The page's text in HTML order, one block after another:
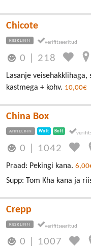
Chicote
KESKLINN
0 218
Lasanje
kastmega + kohv. 10,00€
China Box
ANNELINN Wolt Bolt
0 1042
Praad: Pekingi kana.
Supp: Tom Kha kana ja
Crepp
KESKLINN
0 1007